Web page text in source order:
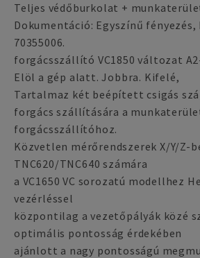
Teljes védőburkolat +
Dokumentáció: Egyszínű
70355006.
forgácsszállító VC1850 változat
Elöl a gép alatt. Jobbra. Kifelé,
Tartalmaz két beépített csigás
forgács szállítására a
forgácsszállítóhoz.
Közvetlen mérőrendszerek X/Y/Z-
TNC620/TNC640 számára
a VC1650 VC sorozatú modellhez
vezérléssel
központilag a vezetőpályák közé
optimális pontosság érdekében
ajánlott a nagy pontosságú